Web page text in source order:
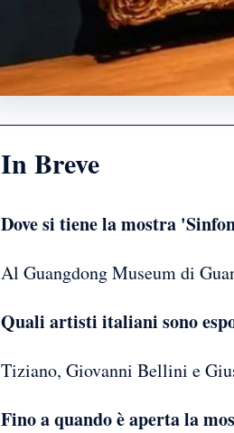
In Breve
Dove si tiene la mostra
Al Guangdong Museum di
Quali artisti italiani sono
Tiziano, Giovanni Bellini e
Fino a quando è aperta la